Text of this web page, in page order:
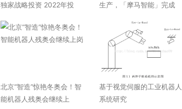
独家战略投资 2022年投
生产，「摩马智能」完成
北京“智造”惊艳冬奥会！智
能机器人残奥会继续上
基于视觉伺服的工业机器人
系统研究